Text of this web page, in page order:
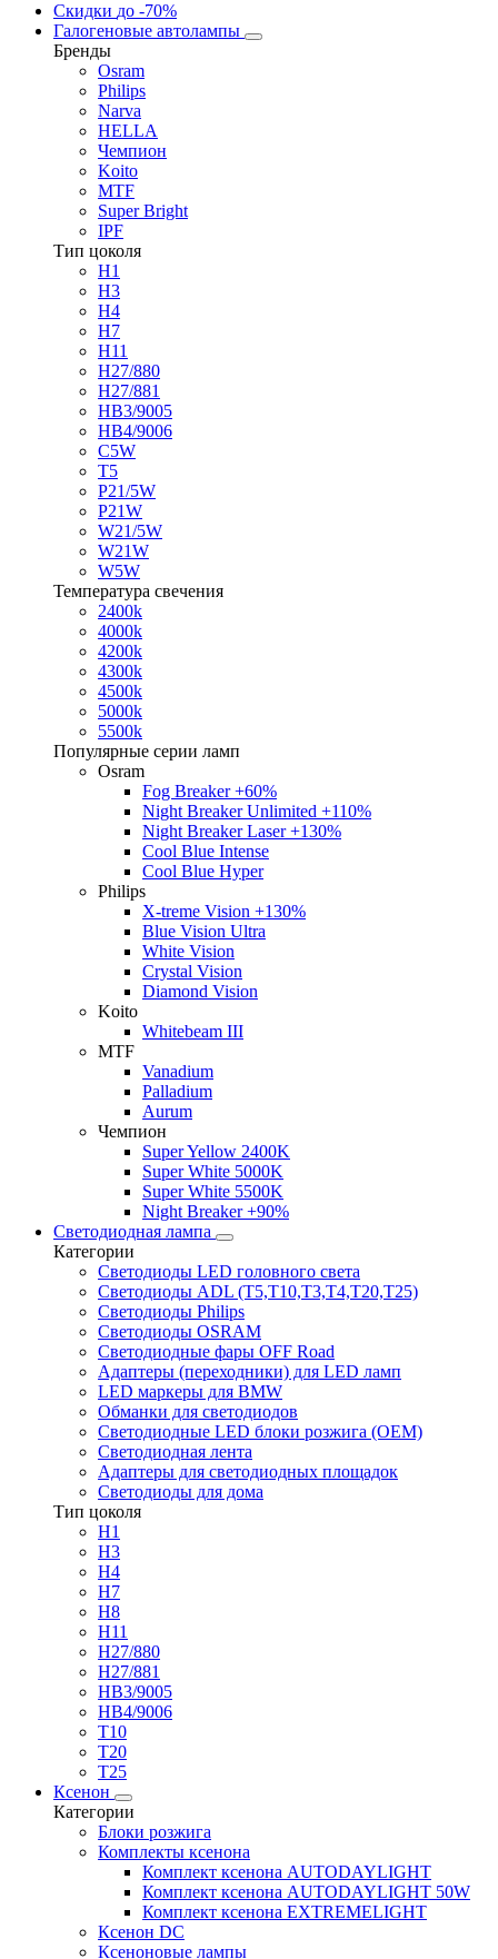
Скидки до -70%
Галогеновые автолампы
Бренды
Osram
Philips
Narva
HELLA
Чемпион
Koito
MTF
Super Bright
IPF
Тип цоколя
H1
H3
H4
H7
H11
H27/880
H27/881
HB3/9005
HB4/9006
C5W
T5
P21/5W
P21W
W21/5W
W21W
W5W
Температура свечения
2400k
4000k
4200k
4300k
4500k
5000k
5500k
Популярные серии ламп
Osram
Fog Breaker +60%
Night Breaker Unlimited +110%
Night Breaker Laser +130%
Cool Blue Intense
Cool Blue Hyper
Philips
X-treme Vision +130%
Blue Vision Ultra
White Vision
Crystal Vision
Diamond Vision
Koito
Whitebeam III
MTF
Vanadium
Palladium
Aurum
Чемпион
Super Yellow 2400K
Super White 5000K
Super White 5500K
Night Breaker +90%
Светодиодная лампа
Категории
Светодиоды LED головного света
Светодиоды ADL (T5,T10,T3,T4,T20,T25)
Светодиоды Philips
Светодиоды OSRAM
Светодиодные фары OFF Road
Адаптеры (переходники) для LED ламп
LED маркеры для BMW
Обманки для светодиодов
Светодиодные LED блоки розжига (OEM)
Светодиодная лента
Адаптеры для светодиодных площадок
Светодиоды для дома
Тип цоколя
H1
H3
H4
H7
H8
H11
H27/880
H27/881
HB3/9005
HB4/9006
T10
T20
T25
Ксенон
Категории
Блоки розжига
Комплекты ксенона
Комплект ксенона AUTODAYLIGHT
Комплект ксенона AUTODAYLIGHT 50W
Комплект ксенона EXTREMELIGHT
Ксенон DC
Ксеноновые лампы